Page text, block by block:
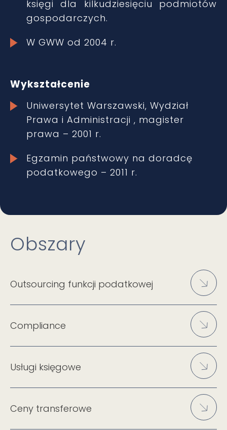
księgi dla kilkudziesięciu podmiotów
gospodarczych.
W GWW od 2004 r.
Wykształcenie
Uniwersytet Warszawski, Wydział
Prawa i Administracji , magister
prawa – 2001 r.
Egzamin państwowy na doradcę
podatkowego – 2011 r.
Obszary
Outsourcing funkcji podatkowej
Compliance
Usługi księgowe
Ceny transferowe